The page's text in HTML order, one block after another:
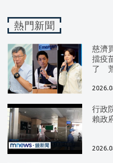
熱門新聞
慈濟
擋疫
了
行政
賴政